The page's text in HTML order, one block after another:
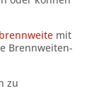
mit
Brennweiten-
zu